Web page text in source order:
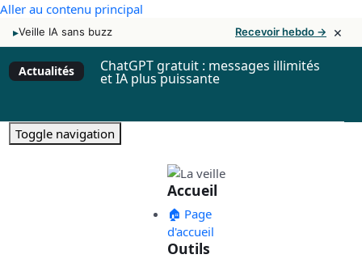
Aller au contenu principal
▸Veille IA sans buzz Recevoir hebdo → ×
Actualités ChatGPT gratuit : messages illimités
et IA plus puissante
Toggle navigation
Accueil
🏠 Page
d'accueil
Outils